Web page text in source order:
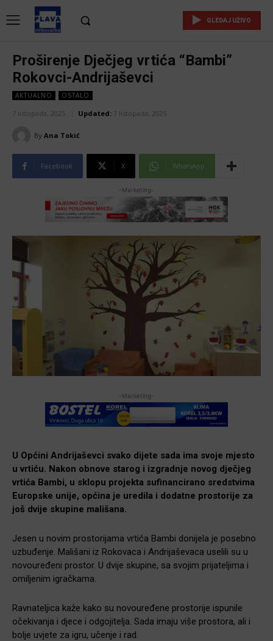
GLEDAJ UŽIVO
Proširenje Dječjeg vrtića “Bambi”
Rokovci-Andrijaševci
AKTUALNO OSTALO
7 listopada, 2025 Updated: 7 listopada, 2025
By Ana Tokić
Facebook X WhatsApp
-Marketing-
-Marketing-
U Općini Andrijaševci svako dijete sada ima svoje mjesto
u vrtiću. Nakon obnove starog i izgradnje novog dječjeg
vrtića Bambi, u sklopu projekta sufinancirano sredstvima
Europske unije, općina je uredila i dodatne prostorije za
još dvije skupine mališana.
Jesen u novim prostorijama vrtića Bambi donijela je posebno
uzbuđenje. Mališani iz Rokovaca i Andrijaševaca uselili su u
novouređeni prostor. U dvije skupine, sa svojim prijateljima i
omiljenim igračkama.
Ravnateljica kaže kako su novouređene prostorije ispunile
očekivanja i djece i odgojitelja. Sada imaju više prostora, ali i
bolje uvjete za igru, učenje i rad.